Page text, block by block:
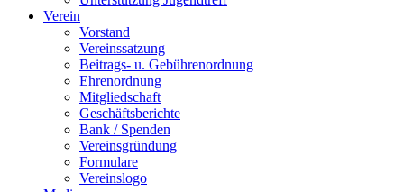
Verein
Vorstand
Vereinssatzung
Beitrags- u. Gebührenordnung
Ehrenordnung
Mitgliedschaft
Geschäftsberichte
Bank / Spenden
Vereinsgründung
Formulare
Vereinslogo